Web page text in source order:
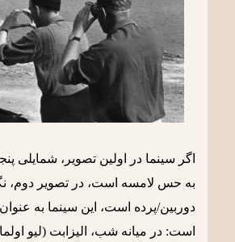
اگر سینما در اولین تصویر، شمایلی
به حس لامسه است، در تصویر دوم،
دوربین/پرده است، این سینما به
است: در میانه شب، الیزابت (لیو